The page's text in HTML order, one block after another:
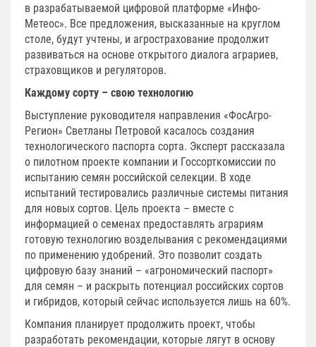
в разрабатываемой цифровой платформе «Инфо-
Метеос». Все предложения, высказанные на круглом
столе, будут учтены, и агрострахование продолжит
развиваться на основе открытого диалога аграриев,
страховщиков и регуляторов.
Каждому сорту – свою технологию
Выступление руководителя направления «ФосАгро-
Регион» Светланы Петровой касалось создания
технологического паспорта сорта. Эксперт рассказала
о пилотном проекте компании и Госсорткомиссии по
испытанию семян российской селекции. В ходе
испытаний тестировались различные системы питания
для новых сортов. Цель проекта – вместе с
информацией о семенах предоставлять аграриям
готовую технологию возделывания с рекомендациями
по применению удобрений. Это позволит создать
цифровую базу знаний – «агрономический паспорт»
для семян – и раскрыть потенциал российских сортов
и гибридов, который сейчас используется лишь на 60%.
Компания планирует продолжить проект, чтобы
разработать рекомендации, которые лягут в основу